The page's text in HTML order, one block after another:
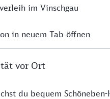
im Vinschgau
in neuem Tab öffnen
vor Ort
du bequem